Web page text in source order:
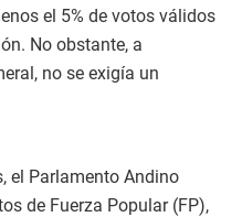
el 5% de votos válidos
No obstante, a
no se exigía un
el Parlamento Andino
de Fuerza Popular (FP),